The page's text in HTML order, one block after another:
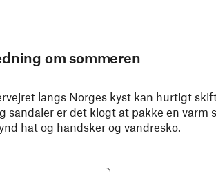
om sommeren
langs Norges kyst kan hurtigt
sandaler er det klogt at pakke en varm
hat og handsker og vandresko.